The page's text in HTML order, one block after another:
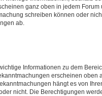
ganz oben in jedem
schreiben können oder
ab.
Informationen zu dem
erscheinen oben
hängt es von
nicht. Die Berechtigungen